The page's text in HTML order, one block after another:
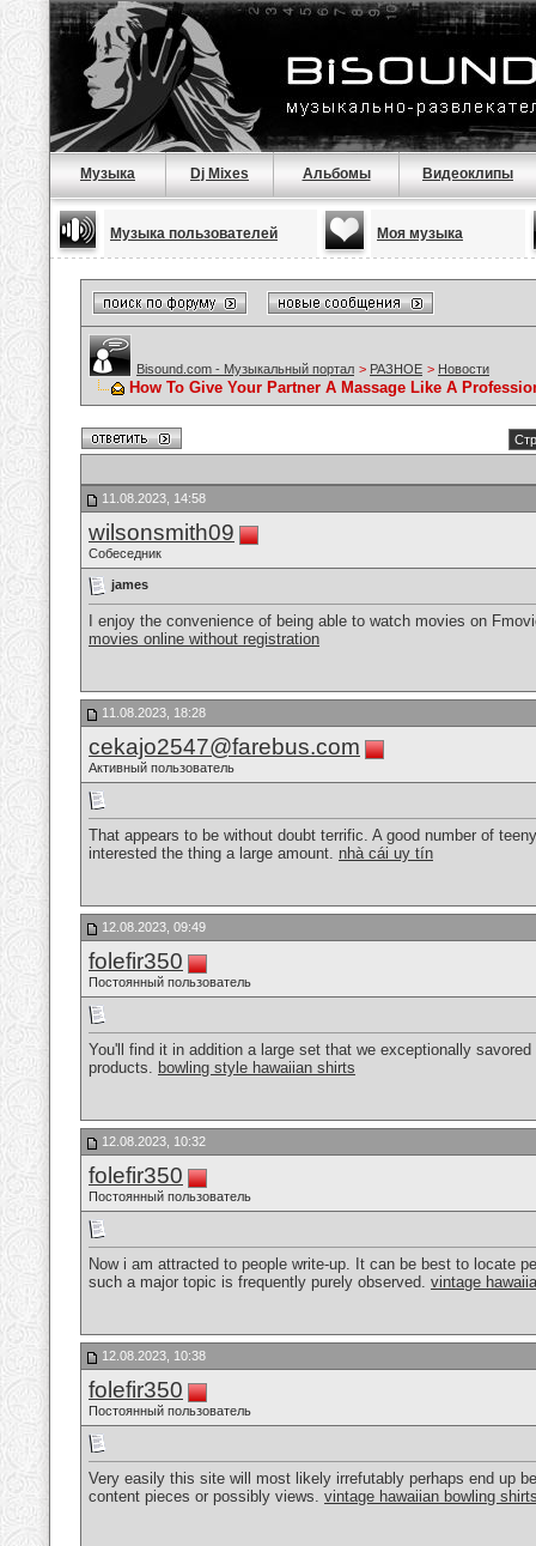
Музыка Dj Mixes Альбомы Видеоклипы
Музыка пользователей Моя музыка
Bisound.com - Музыкальный портал > РАЗНОЕ > Новости
How To Give Your Partner A Massage Like A
11.08.2023, 14:58
wilsonsmith09
Собеседник
james
I enjoy the convenience of being able to watch movies on
movies online without registration
11.08.2023, 18:28
cekajo2547@farebus.com
Активный пользователь
That appears to be without doubt terrific. A good number of
interested the thing a large amount. nhà cái uy tín
12.08.2023, 09:49
folefir350
Постоянный пользователь
You'll find it in addition a large set that we exceptionally
products. bowling style hawaiian shirts
12.08.2023, 10:32
folefir350
Постоянный пользователь
Now i am attracted to people write-up. It can be best to locate
such a major topic is frequently purely observed. vintage
12.08.2023, 10:38
folefir350
Постоянный пользователь
Very easily this site will most likely irrefutably perhaps end up
content pieces or possibly views. vintage hawaiian bowling